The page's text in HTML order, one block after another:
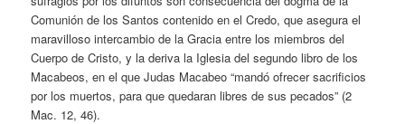
Comunión de los Santos contenido en el Credo, que asegura el
maravilloso intercambio de la Gracia entre los miembros del
Cuerpo de Cristo, y la deriva la Iglesia del segundo libro de los
Macabeos, en el que Judas Macabeo “mandó ofrecer sacrificios
por los muertos, para que quedaran libres de sus pecados” (2
Mac. 12, 46).